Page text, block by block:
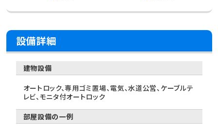
設備詳細
建物設備
オートロック、専用ゴミ置場、電気、水道公営、ケーブルテ
レビ、モニタ付オートロック
部屋設備の一例